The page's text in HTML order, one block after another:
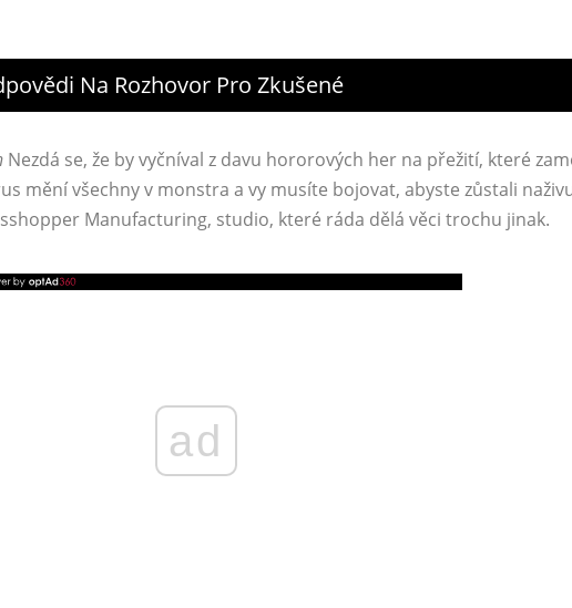
Na Rozhovor Pro Zkušené
Nezdá se, že by vyčníval z davu hororových her na přežití, které
mění všechny v monstra a vy musíte bojovat, abyste zůstali
Manufacturing, studio, které ráda dělá věci trochu jinak.
ad